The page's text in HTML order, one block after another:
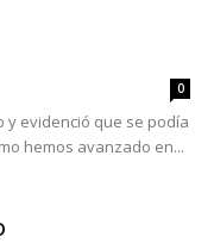
0
y evidenció que se podía
hemos avanzado en...